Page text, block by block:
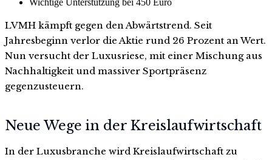
LVMH kämpft gegen den Abwärtstrend. Seit
Jahresbeginn verlor die Aktie rund 26 Prozent an Wert.
Nun versucht der Luxusriese, mit einer Mischung aus
Nachhaltigkeit und massiver Sportpräsenz
gegenzusteuern.
Neue Wege in der Kreislaufwirtschaft
In der Luxusbranche wird Kreislaufwirtschaft zu